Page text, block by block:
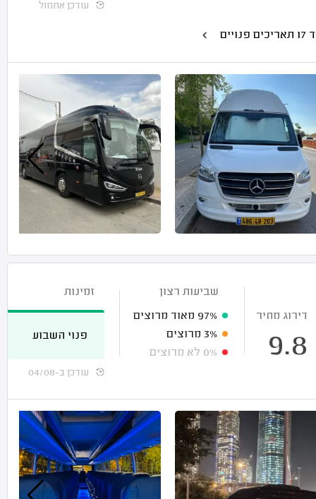
עודכן אתמול
דירוג מחיר
9.8
שביעות רצון
97% מאוד מרוצים
3% מרוצים
0% לא מרוצים
זמינות
פנוי השבוע
עודכן ב-04/08